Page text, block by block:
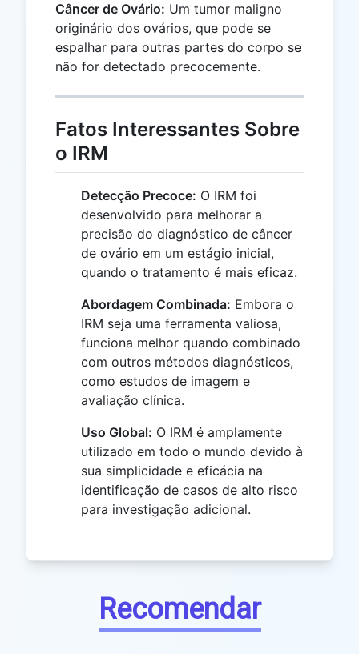
Câncer de Ovário: Um tumor maligno
originário dos ovários, que pode se
espalhar para outras partes do corpo se
não for detectado precocemente.
Fatos Interessantes Sobre
o IRM
Detecção Precoce: O IRM foi
desenvolvido para melhorar a
precisão do diagnóstico de câncer
de ovário em um estágio inicial,
quando o tratamento é mais eficaz.
Abordagem Combinada: Embora o
IRM seja uma ferramenta valiosa,
funciona melhor quando combinado
com outros métodos diagnósticos,
como estudos de imagem e
avaliação clínica.
Uso Global: O IRM é amplamente
utilizado em todo o mundo devido à
sua simplicidade e eficácia na
identificação de casos de alto risco
para investigação adicional.
Recomendar